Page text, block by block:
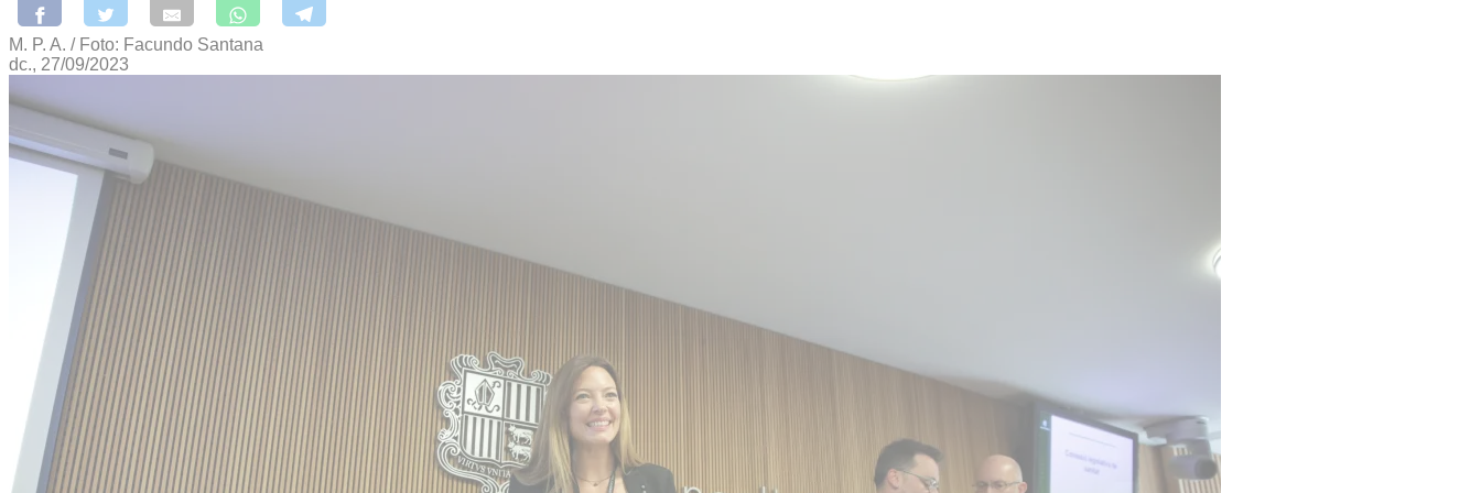
M. P. A. / Foto: Facundo Santana
dc., 27/09/2023